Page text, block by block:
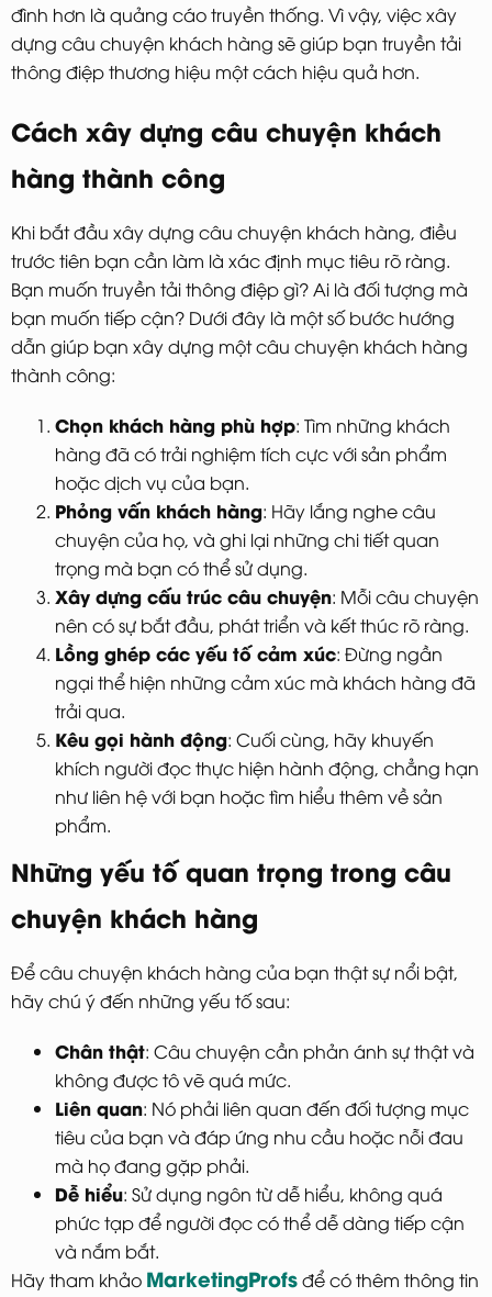
đình hơn là quảng cáo truyền thống. Vì vậy, việc xây
dựng câu chuyện khách hàng sẽ giúp bạn truyền tải
thông điệp thương hiệu một cách hiệu quả hơn.
Cách xây dựng câu chuyện khách
hàng thành công
Khi bắt đầu xây dựng câu chuyện khách hàng, điều
trước tiên bạn cần làm là xác định mục tiêu rõ ràng.
Bạn muốn truyền tải thông điệp gì? Ai là đối tượng mà
bạn muốn tiếp cận? Dưới đây là một số bước hướng
dẫn giúp bạn xây dựng một câu chuyện khách hàng
thành công:
Chọn khách hàng phù hợp: Tìm những khách
hàng đã có trải nghiệm tích cực với sản phẩm
hoặc dịch vụ của bạn.
Phỏng vấn khách hàng: Hãy lắng nghe câu
chuyện của họ, và ghi lại những chi tiết quan
trọng mà bạn có thể sử dụng.
Xây dựng cấu trúc câu chuyện: Mỗi câu chuyện
nên có sự bắt đầu, phát triển và kết thúc rõ ràng.
Lồng ghép các yếu tố cảm xúc: Đừng ngần
ngại thể hiện những cảm xúc mà khách hàng đã
trải qua.
Kêu gọi hành động: Cuối cùng, hãy khuyến
khích người đọc thực hiện hành động, chẳng hạn
như liên hệ với bạn hoặc tìm hiểu thêm về sản
phẩm.
Những yếu tố quan trọng trong câu
chuyện khách hàng
Để câu chuyện khách hàng của bạn thật sự nổi bật,
hãy chú ý đến những yếu tố sau:
Chân thật: Câu chuyện cần phản ánh sự thật và
không được tô vẽ quá mức.
Liên quan: Nó phải liên quan đến đối tượng mục
tiêu của bạn và đáp ứng nhu cầu hoặc nỗi đau
mà họ đang gặp phải.
Dễ hiểu: Sử dụng ngôn từ dễ hiểu, không quá
phức tạp để người đọc có thể dễ dàng tiếp cận
và nắm bắt.
Hãy tham khảo MarketingProfsđể có thêm thông tin